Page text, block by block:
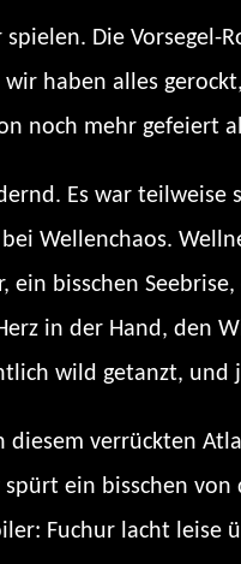
Die Vorsegel-
haben alles
noch mehr gefeiert
Es war
Wellenchaos.
ein bisschen
in der Hand, den
wild getanzt, und
verrückten
ein bisschen von
Fuchur lacht